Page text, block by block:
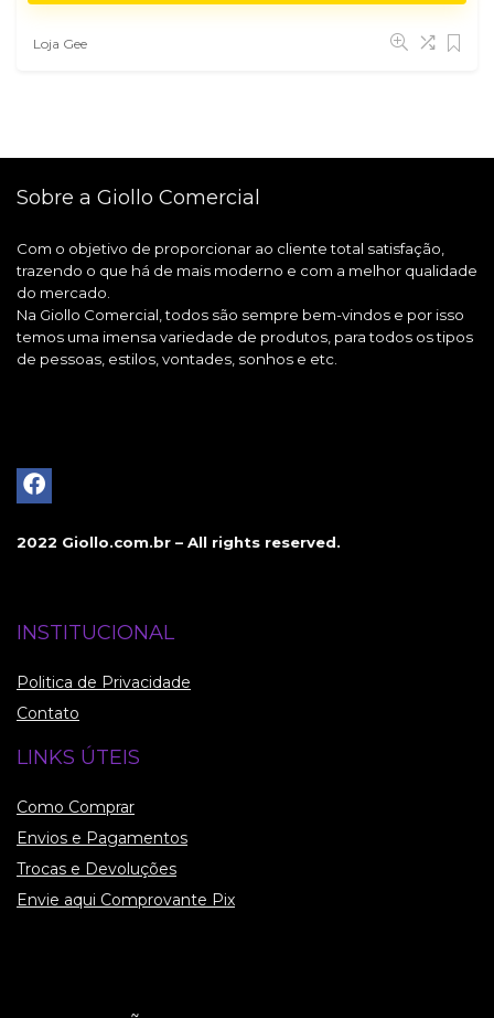
Loja Gee
Sobre a Giollo Comercial
Com o objetivo de proporcionar ao cliente total satisfação,
trazendo o que há de mais moderno e com a melhor qualidade
do mercado.
Na Giollo Comercial, todos são sempre bem-vindos e por isso
temos uma imensa variedade de produtos, para todos os tipos
de pessoas, estilos, vontades, sonhos e etc.
2022 Giollo.com.br – All rights reserved.
INSTITUCIONAL
Politica de Privacidade
Contato
LINKS ÚTEIS
Como Comprar
Envios e Pagamentos
Trocas e Devoluções
Envie aqui Comprovante Pix